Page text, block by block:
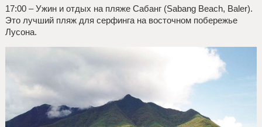
17:00 – Ужин и отдых на пляже Сабанг (Sabang Beach, Baler).
Это лучший пляж для серфинга на восточном побережье
Лусона.